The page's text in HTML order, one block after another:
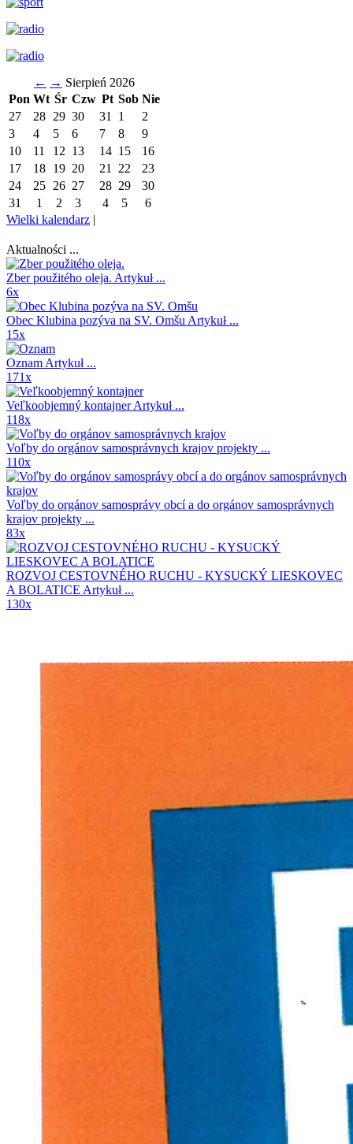
← → Sierpień 2026
Pon Wt Śr Czw Pt Sob Nie
27
28 29 30 31 1
2
3
4 5 6 7 8
9
10
11 12 13 14 15
16
17
18 19 20 21 22
23
24
25 26 27 28 29
30
31
1 2 3 4 5
6
Wielki kalendarz |
Aktualności ...
Zber použitého oleja. Artykuł ...
6x
Obec Klubina pozýva na SV. Omšu Artykuł ...
15x
Oznam Artykuł ...
171x
Veľkoobjemný kontajnerArtykuł ...
118x
Voľby do orgánov samosprávnych krajov projekty ...
110x
Voľby do orgánov samosprávy obcí a do orgánov samosprávnych
krajov projekty ...
83x
ROZVOJ CESTOVNÉHO RUCHU - KYSUCKÝ LIESKOVEC
A BOLATICE Artykuł ...
130x